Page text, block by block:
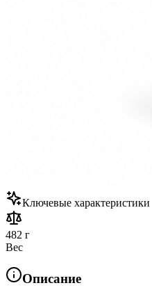
Ключевые характеристики
482 г
Вес
Описание